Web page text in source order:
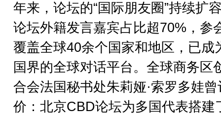
年来，论坛的“国际朋友圈”持续扩
论坛外籍发言嘉宾占比超70%，参
覆盖全球40余个国家和地区，已成
国界的全球对话平台。全球商务区
合会法国秘书处朱莉娅·索罗多娃曾
价：北京CBD论坛为多国代表搭建